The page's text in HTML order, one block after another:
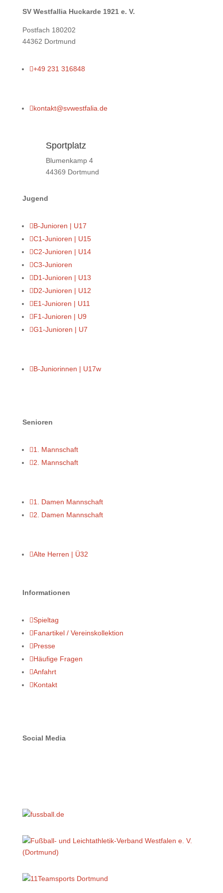
SV Westfallia Huckarde 1921 e. V.
Postfach 180202
44362 Dortmund
+49 231 316848
kontakt@svwestfalia.de
Sportplatz
Blumenkamp 4
44369 Dortmund
Jugend
B-Junioren | U17
C1-Junioren | U15
C2-Junioren | U14
C3-Junioren
D1-Junioren | U13
D2-Junioren | U12
E1-Junioren | U11
F1-Junioren | U9
G1-Junioren | U7
B-Juniorinnen | U17w
Senioren
1. Mannschaft
2. Mannschaft
1. Damen Mannschaft
2. Damen Mannschaft
Alte Herren | Ü32
Informationen
Spieltag
Fanartikel / Vereinskollektion
Presse
Häufige Fragen
Anfahrt
Kontakt
Social Media